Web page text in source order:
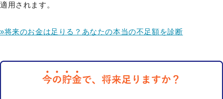
適用されます。
»将来のお金は足りる？あなたの本当の不足額を診断